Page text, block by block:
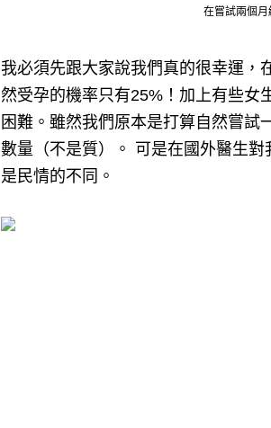
在嘗試兩個
我必須先跟大家說我們真的很幸運，
然受孕的機率只有25%！ 加上有些女
困難。 雖然我們原本是打算自然嘗試
數量（不是質）。 可是在國外醫生對
是民情的不同。